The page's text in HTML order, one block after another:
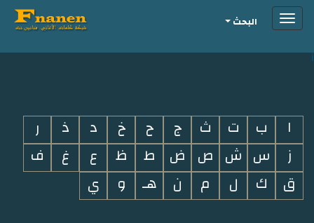
i
Toggleالبحث
ا ب ت ث ج ح خ د ذ
ر
ز
س ش ص ض ط ظ ع غ
ف
ق
ك ل م ن هـ و ي